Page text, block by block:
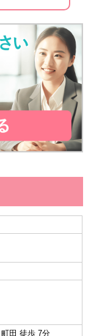
町田 徒歩 7分